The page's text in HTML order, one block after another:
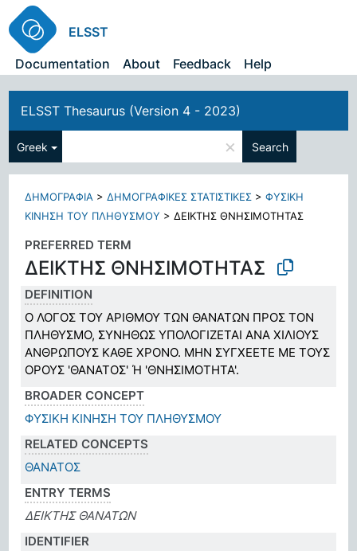
ELSST
Documentation
About Feedback Help
ELSST Thesaurus (Version 4 - 2023)
Greek × Search
ΔΗΜΟΓΡΑΦΙΑ >ΔΗΜΟΓΡΑΦΙΚΕΣ ΣΤΑΤΙΣΤΙΚΕΣ >ΦΥΣΙΚΗ
ΚΙΝΗΣΗ ΤΟΥ ΠΛΗΘΥΣΜΟΥ >ΔΕΙΚΤΗΣ ΘΝΗΣΙΜΟΤΗΤΑΣ
PREFERRED TERM
ΔΕΙΚΤΗΣ ΘΝΗΣΙΜΟΤΗΤΑΣ
DEFINITION
Ο ΛΟΓΟΣ ΤΟΥ ΑΡΙΘΜΟΥ ΤΩΝ ΘΑΝΑΤΩΝ ΠΡΟΣ ΤΟΝ
ΠΛΗΘΥΣΜΟ, ΣΥΝΗΘΩΣ ΥΠΟΛΟΓΙΖΕΤΑΙ ΑΝΑ ΧΙΛΙΟΥΣ
ΑΝΘΡΩΠΟΥΣ ΚΑΘΕ ΧΡΟΝΟ. ΜΗΝ ΣΥΓΧΕΕΤΕ ΜΕ ΤΟΥΣ
ΟΡΟΥΣ 'ΘΑΝΑΤΟΣ' Ή 'ΘΝΗΣΙΜΟΤΗΤΑ'.
BROADER CONCEPT
ΦΥΣΙΚΗ ΚΙΝΗΣΗ ΤΟΥ ΠΛΗΘΥΣΜΟΥ
RELATED CONCEPTS
ΘΑΝΑΤΟΣ
ENTRY TERMS
ΔΕΙΚΤΗΣ ΘΑΝΑΤΩΝ
IDENTIFIER